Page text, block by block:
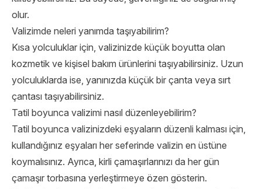
olur.
Valizimde neleri yanımda taşıyabilirim?
Kısa yolculuklar için, valizinizde küçük boyutta olan
kozmetik ve kişisel bakım ürünlerini taşıyabilirsiniz. Uzun
yolculuklarda ise, yanınızda küçük bir çanta veya sırt
çantası taşıyabilirsiniz.
Tatil boyunca valizimi nasıl düzenleyebilirim?
Tatil boyunca valizinizdeki eşyaların düzenli kalması için,
kullandığınız eşyaları her seferinde valizin en üstüne
koymalısınız. Ayrıca, kirli çamaşırlarınızı da her gün
çamaşır torbasına yerleştirmeye özen gösterin.